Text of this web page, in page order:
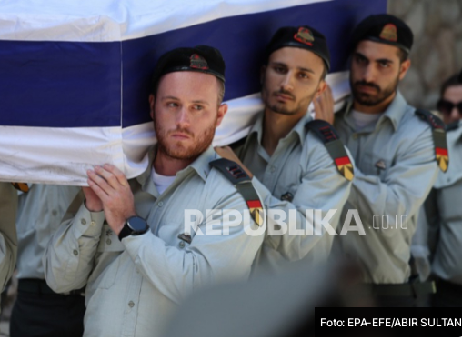
Foto: EPA-EFE/ABIR SULTAN